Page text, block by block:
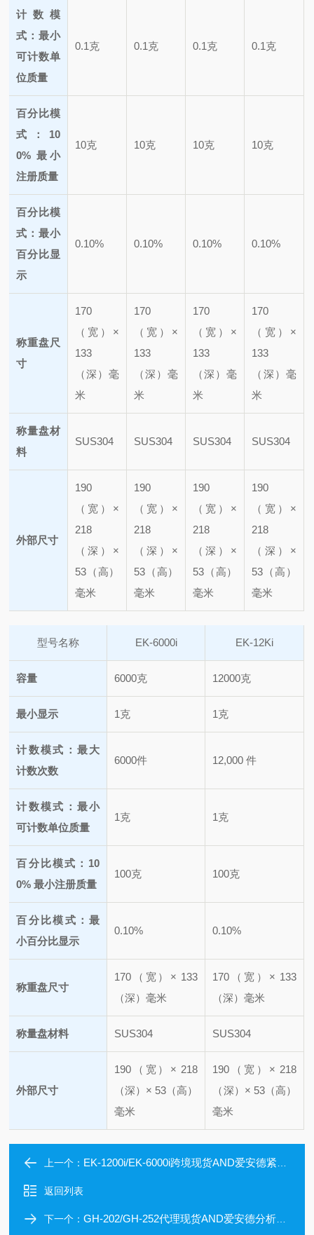
计数模
式：最小
可计数单
位质量
0.1克 0.1克 0.1克 0.1克
百分比模
式：10
0% 最小
注册质量
10克 10克 10克 10克
百分比模
式：最小
百分比显
示
0.10% 0.10% 0.10% 0.10%
称重盘尺
寸
170
（宽）×
133
（深）毫
米
170
（宽）×
133
（深）毫
米
170
（宽）×
133
（深）毫
米
170
（宽）×
133
（深）毫
米
称量盘材
料
SUS304 SUS304 SUS304 SUS304
外部尺寸
190
（宽）×
218
（深）×
53（高）
毫米
190
（宽）×
218
（深）×
53（高）
毫米
190
（宽）×
218
（深）×
53（高）
毫米
190
（宽）×
218
（深）×
53（高）
毫米
型号名称 EK-6000i EK-12Ki
容量 6000克 12000克
最小显示 1克 1克
计数模式：最大
计数次数
6000件 12,000 件
计数模式：最小
可计数单位质量
1克 1克
百分比模式：10
0% 最小注册质量
100克 100克
百分比模式：最
小百分比显示
0.10% 0.10%
称重盘尺寸
170（宽）× 133
（深）毫米
170（宽）× 133
（深）毫米
称量盘材料 SUS304 SUS304
外部尺寸
190（宽）× 218
（深）× 53（高）
毫米
190（宽）× 218
（深）× 53（高）
毫米
上一个： EK-1200i/EK-6000i跨境现货AND爱安德紧凑型电子天平
返回列表
下一个：GH-202/GH-252代理现货AND爱安德分析电子天平